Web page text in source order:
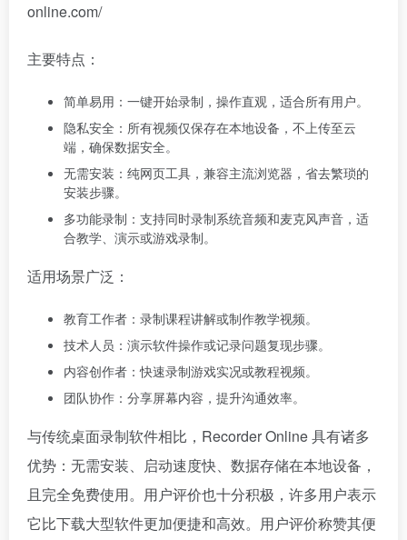
online.com/
主要特点：
简单易用：一键开始录制，操作直观，适合所有用户。
隐私安全：所有视频仅保存在本地设备，不上传至云
端，确保数据安全。
无需安装：纯网页工具，兼容主流浏览器，省去繁琐的
安装步骤。
多功能录制：支持同时录制系统音频和麦克风声音，适
合教学、演示或游戏录制。
适用场景广泛：
教育工作者：录制课程讲解或制作教学视频。
技术人员：演示软件操作或记录问题复现步骤。
内容创作者：快速录制游戏实况或教程视频。
团队协作：分享屏幕内容，提升沟通效率。
与传统桌面录制软件相比，Recorder Online 具有诸多
优势：无需安装、启动速度快、数据存储在本地设备，
且完全免费使用。用户评价也十分积极，许多用户表示
它比下载大型软件更加便捷和高效。用户评价称赞其便